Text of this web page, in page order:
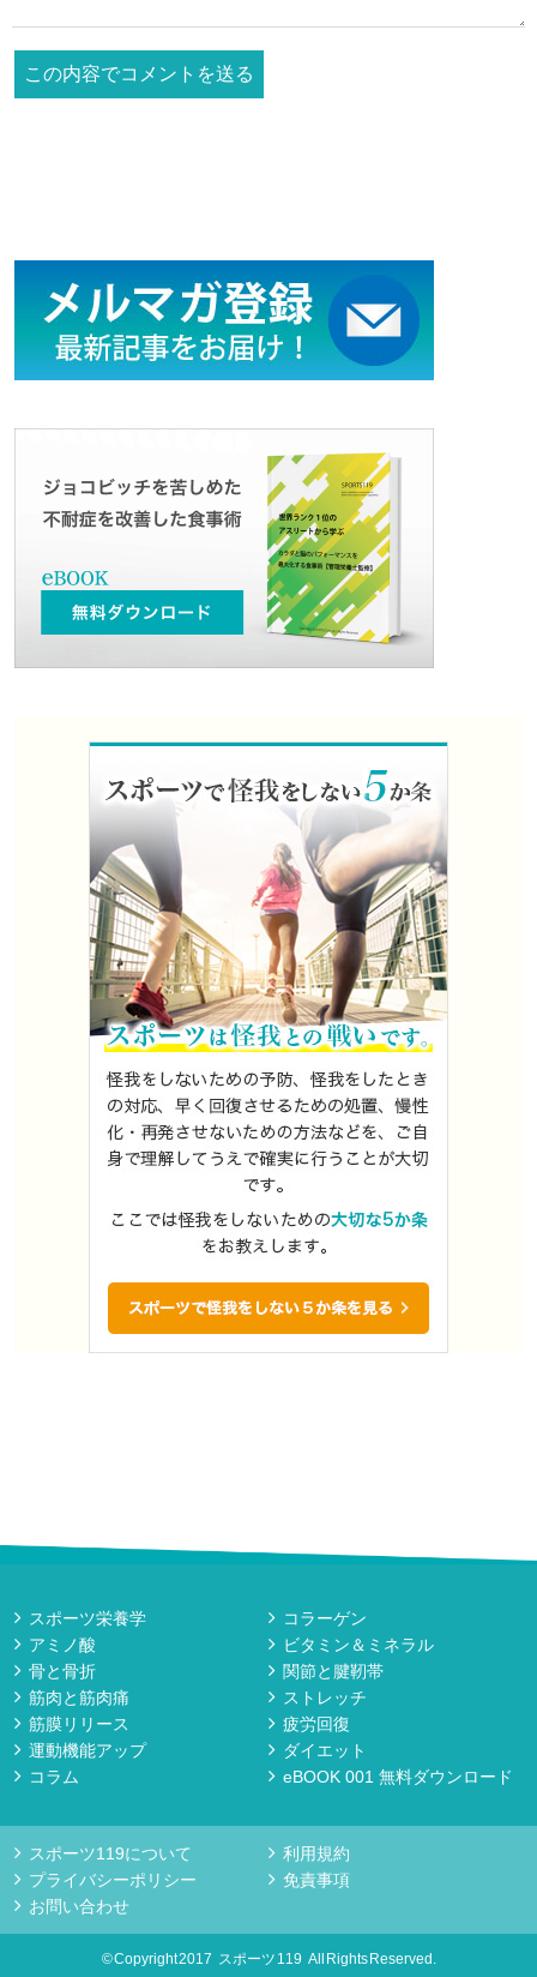
スポーツ栄養学
コラーゲン
アミノ酸
ビタミン＆ミネラル
骨と骨折
関節と腱靭帯
筋肉と筋肉痛
ストレッチ
筋膜リリース
疲労回復
運動機能アップ
ダイエット
コラム
eBOOK 001 無料ダウンロード
スポーツ119について
利用規約
プライバシーポリシー
免責事項
お問い合わせ
© Copyright 2017 スポーツ 119 All Rights Reserved.